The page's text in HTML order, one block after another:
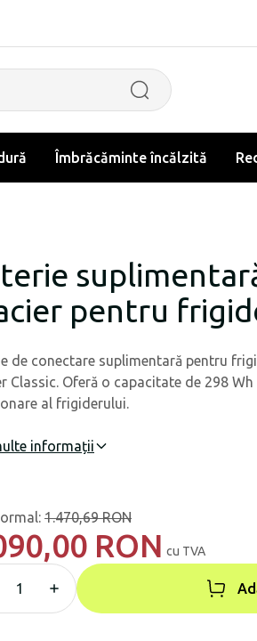
Îmbrăcăminte încălzită
pentru
de conectare suplimentară pentru
Classic. Oferă o capacitate de 298
al frigiderului.
informații
: 1.470,69 RON
RON cu TVA